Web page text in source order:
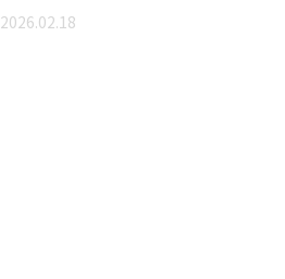
2026.02.18